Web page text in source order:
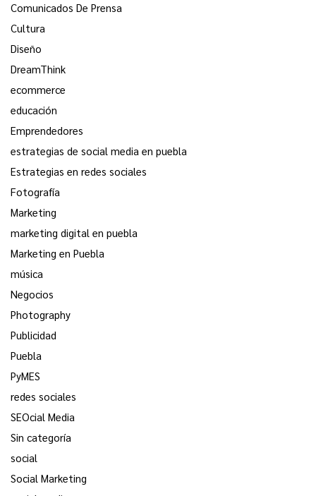
Comunicados De Prensa
Cultura
Diseño
DreamThink
ecommerce
educación
Emprendedores
estrategias de social media en puebla
Estrategias en redes sociales
Fotografía
Marketing
marketing digital en puebla
Marketing en Puebla
música
Negocios
Photography
Publicidad
Puebla
PyMES
redes sociales
SEOcial Media
Sin categoría
social
Social Marketing